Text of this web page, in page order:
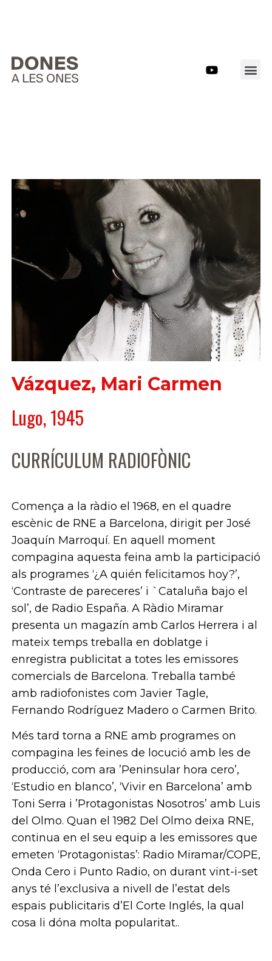
Vázquez, Mari Carmen
Lugo, 1945
CURRÍCULUM RADIOFÒNIC
Comença a la ràdio el 1968, en el quadre
escènic de RNE a Barcelona, dirigit per José
Joaquín Marroquí. En aquell moment
compagina aquesta feina amb la participació
als programes ‘¿A quién felicitamos hoy?’,
‘Contraste de pareceres’ i `Cataluña bajo el
sol’, de Radio España. A Ràdio Miramar
presenta un magazín amb Carlos Herrera i al
mateix temps treballa en doblatge i
enregistra publicitat a totes les emissores
comercials de Barcelona. Treballa també
amb radiofonistes com Javier Tagle,
Fernando Rodríguez Madero o Carmen Brito.
Més tard torna a RNE amb programes on
compagina les feines de locució amb les de
producció, com ara ’Peninsular hora cero’,
‘Estudio en blanco’, ‘Vivir en Barcelona’ amb
Toni Serra i ’Protagonistas Nosotros’ amb Luis
del Olmo. Quan el 1982 Del Olmo deixa RNE,
continua en el seu equip a les emissores que
emeten ‘Protagonistas’: Radio Miramar/COPE,
Onda Cero i Punto Radio, on durant vint-i-set
anys té l’exclusiva a nivell de l’estat dels
espais publicitaris d’El Corte Inglés, la qual
cosa li dóna molta popularitat..